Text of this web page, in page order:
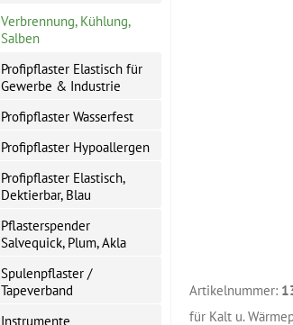
Verbrennung, Kühlung,
Salben
Profipflaster Elastisch für
Gewerbe & Industrie
Profipflaster Wasserfest
Profipflaster Hypoallergen
Profipflaster Elastisch,
Dektierbar, Blau
Pflasterspender
Salvequick, Plum, Akla
Spulenpflaster /
Tapeverband
Instrumente
Artikelnummer:
für Kalt u.